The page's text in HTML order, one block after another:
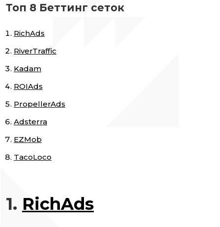
Топ 8 Беттинг сеток
RichAds
RiverTraffic
Kadam
ROIAds
PropellerAds
Adsterra
EZMob
TacoLoco
1. RichAds